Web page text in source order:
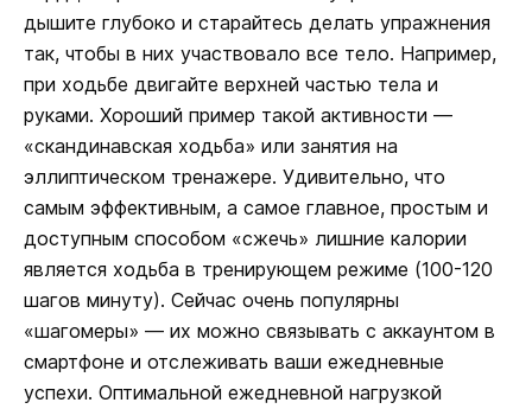
дышите глубоко и старайтесь делать упражнения
так, чтобы в них участвовало все тело. Например,
при ходьбе двигайте верхней частью тела и
руками. Хороший пример такой активности —
«скандинавская ходьба» или занятия на
эллиптическом тренажере. Удивительно, что
самым эффективным, а самое главное, простым и
доступным способом «сжечь» лишние калории
является ходьба в тренирующем режиме (100-120
шагов минуту). Сейчас очень популярны
«шагомеры» — их можно связывать с аккаунтом в
смартфоне и отслеживать ваши ежедневные
успехи. Оптимальной ежедневной нагрузкой